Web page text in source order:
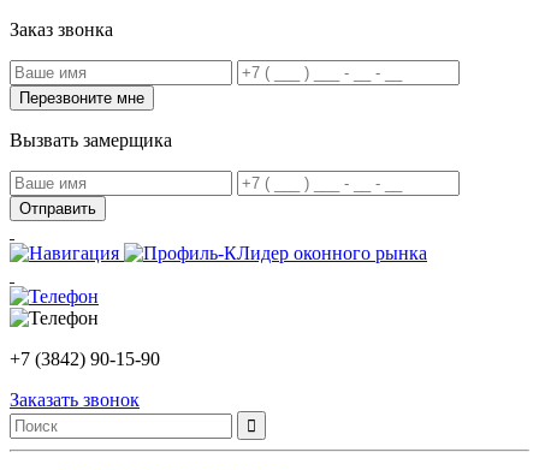
Заказ звонка
Вызвать замерщика
Лидер оконного рынка
+7 (3842) 90-15-90
Заказать звонок